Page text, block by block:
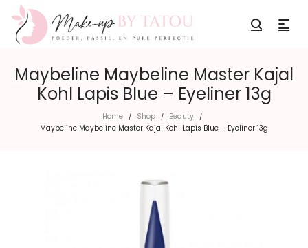
Maybeline Maybeline Master Kajal
Kohl Lapis Blue – Eyeliner 13g
Home / Shop / Beauty /
Maybeline Maybeline Master Kajal Kohl Lapis Blue – Eyeliner 13g